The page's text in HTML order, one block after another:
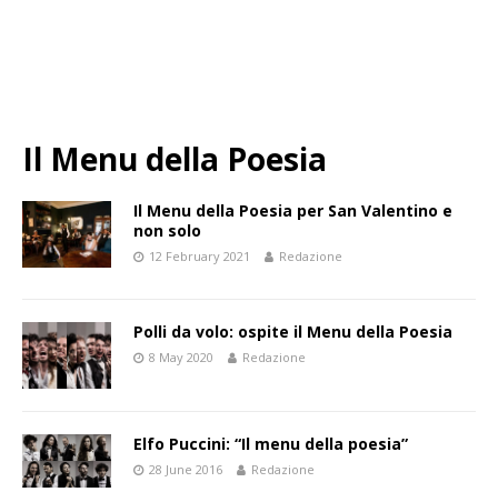
Il Menu della Poesia
Il Menu della Poesia per San Valentino e
non solo
12 February 2021 Redazione
Polli da volo: ospite il Menu della Poesia
8 May 2020 Redazione
Elfo Puccini: “Il menu della poesia”
28 June 2016 Redazione